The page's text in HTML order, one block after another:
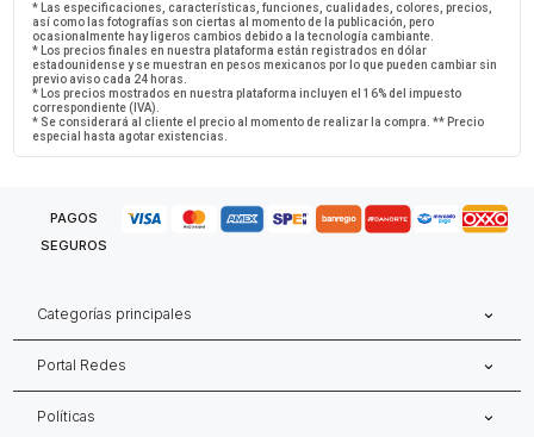
* Las especificaciones, características, funciones, cualidades, colores, precios,
así como las fotografías son ciertas al momento de la publicación, pero
ocasionalmente hay ligeros cambios debido a la tecnología cambiante.
* Los precios finales en nuestra plataforma están registrados en dólar
estadounidense y se muestran en pesos mexicanos por lo que pueden cambiar sin
previo aviso cada 24 horas.
* Los precios mostrados en nuestra plataforma incluyen el 16% del impuesto
correspondiente (IVA).
* Se considerará al cliente el precio al momento de realizar la compra. ** Precio
especial hasta agotar existencias.
PAGOS
SEGUROS
Categorías principales
Portal Redes
Políticas